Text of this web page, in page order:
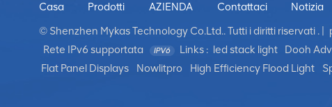
Casa Prodotti AZIENDA Contattaci Notizia
© Shenzhen Mykas Technology Co.Ltd.. Tutti i diritti riservati . |
Rete IPv6 supportata
Links : led stack light Dooh
Flat Panel Displays
Nowlitpro High Efficiency Flood Light